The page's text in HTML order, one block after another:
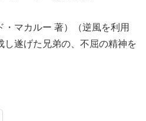
・マカルー 著）（逆風を利用
し遂げた兄弟の、不屈の精神を